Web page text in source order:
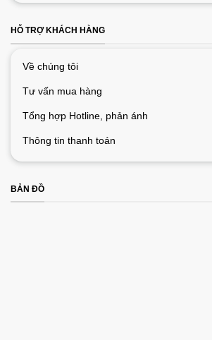
HỖ TRỢ KHÁCH HÀNG
Về chúng tôi
Tư vấn mua hàng
Tổng hợp Hotline, phản ánh
Thông tin thanh toán
BẢN ĐỒ